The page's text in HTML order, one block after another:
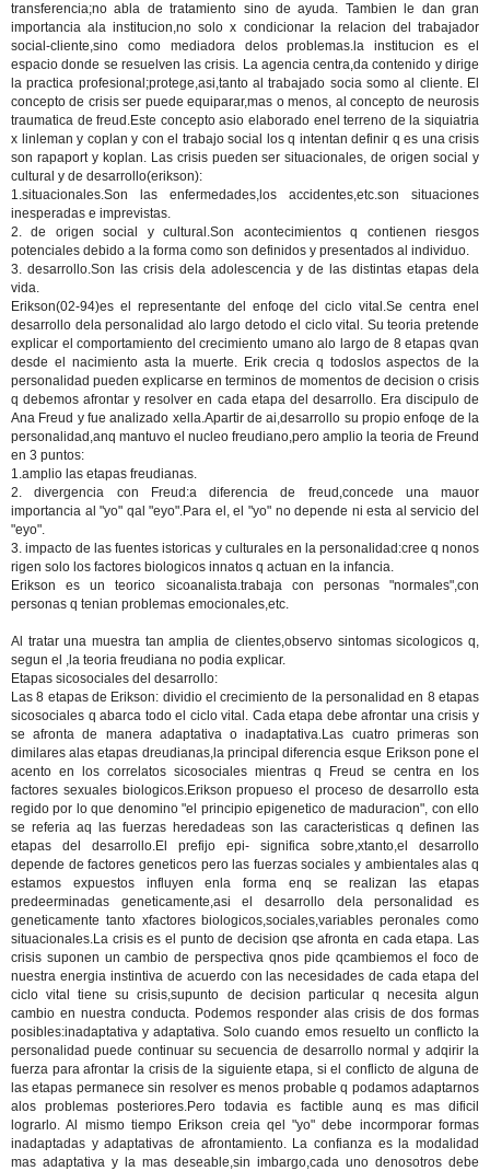
transferencia;no abla de tratamiento sino de ayuda. Tambien le dan gran
importancia ala institucion,no solo x condicionar la relacion del trabajador
social-cliente,sino como mediadora delos problemas.la institucion es el
espacio donde se resuelven las crisis. La agencia centra,da contenido y dirige
la practica profesional;protege,asi,tanto al trabajado socia somo al cliente. El
concepto de crisis ser puede equiparar,mas o menos, al concepto de neurosis
traumatica de freud.Este concepto asio elaborado enel terreno de la siquiatria
x linleman y coplan y con el trabajo social los q intentan definir q es una crisis
son rapaport y koplan. Las crisis pueden ser situacionales, de origen social y
cultural y de desarrollo(erikson):
1.situacionales.Son las enfermedades,los accidentes,etc.son situaciones
inesperadas e imprevistas.
2. de origen social y cultural.Son acontecimientos q contienen riesgos
potenciales debido a la forma como son definidos y presentados al individuo.
3. desarrollo.Son las crisis dela adolescencia y de las distintas etapas dela
vida.
Erikson(02-94)es el representante del enfoqe del ciclo vital.Se centra enel
desarrollo dela personalidad alo largo detodo el ciclo vital. Su teoria pretende
explicar el comportamiento del crecimiento umano alo largo de 8 etapas qvan
desde el nacimiento asta la muerte. Erik crecia q todoslos aspectos de la
personalidad pueden explicarse en terminos de momentos de decision o crisis
q debemos afrontar y resolver en cada etapa del desarrollo. Era discipulo de
Ana Freud y fue analizado xella.Apartir de ai,desarrollo su propio enfoqe de la
personalidad,anq mantuvo el nucleo freudiano,pero amplio la teoria de Freund
en 3 puntos:
1.amplio las etapas freudianas.
2. divergencia con Freud:a diferencia de freud,concede una mauor
importancia al "yo" qal "eyo".Para el, el "yo" no depende ni esta al servicio del
"eyo".
3. impacto de las fuentes istoricas y culturales en la personalidad:cree q nonos
rigen solo los factores biologicos innatos q actuan en la infancia.
Erikson es un teorico sicoanalista.trabaja con personas "normales",con
personas q tenian problemas emocionales,etc.
Al tratar una muestra tan amplia de clientes,observo sintomas sicologicos q,
segun el ,la teoria freudiana no podia explicar.
Etapas sicosociales del desarrollo:
Las 8 etapas de Erikson: dividio el crecimiento de la personalidad en 8 etapas
sicosociales q abarca todo el ciclo vital. Cada etapa debe afrontar una crisis y
se afronta de manera adaptativa o inadaptativa.Las cuatro primeras son
dimilares alas etapas dreudianas,la principal diferencia esque Erikson pone el
acento en los correlatos sicosociales mientras q Freud se centra en los
factores sexuales biologicos.Erikson propueso el proceso de desarrollo esta
regido por lo que denomino "el principio epigenetico de maduracion", con ello
se referia aq las fuerzas heredadeas son las caracteristicas q definen las
etapas del desarrollo.El prefijo epi- significa sobre,xtanto,el desarrollo
depende de factores geneticos pero las fuerzas sociales y ambientales alas q
estamos expuestos influyen enla forma enq se realizan las etapas
predeerminadas geneticamente,asi el desarrollo dela personalidad es
geneticamente tanto xfactores biologicos,sociales,variables peronales como
situacionales.La crisis es el punto de decision qse afronta en cada etapa. Las
crisis suponen un cambio de perspectiva qnos pide qcambiemos el foco de
nuestra energia instintiva de acuerdo con las necesidades de cada etapa del
ciclo vital tiene su crisis,supunto de decision particular q necesita algun
cambio en nuestra conducta. Podemos responder alas crisis de dos formas
posibles:inadaptativa y adaptativa. Solo cuando emos resuelto un conflicto la
personalidad puede continuar su secuencia de desarrollo normal y adqirir la
fuerza para afrontar la crisis de la siguiente etapa, si el conflicto de alguna de
las etapas permanece sin resolver es menos probable q podamos adaptarnos
alos problemas posteriores.Pero todavia es factible aunq es mas dificil
lograrlo. Al mismo tiempo Erikson creia qel "yo" debe incormporar formas
inadaptadas y adaptativas de afrontamiento. La confianza es la modalidad
mas adaptativa y la mas deseable,sin imbargo,cada uno denosotros debe